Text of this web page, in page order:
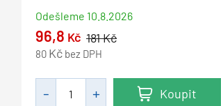
Odešleme 10.8.2026
96,8 Kč 181Kč
80 Kč bez DPH
Koupit